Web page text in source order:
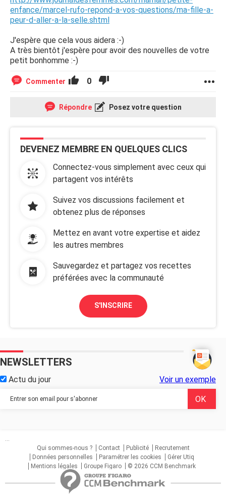
enfance/marcel-rufo-repond-a-vos-questions/ma-fille-a-
peur-d-aller-a-la-selle.shtml
J'espère que cela vous aidera :-)
A très bientôt j'espère pour avoir des nouvelles de votre
petit bonhomme :-)
Commenter 0
Répondre Posez votre question
DEVENEZ MEMBRE EN QUELQUES CLICS
Connectez-vous simplement avec ceux qui
partagent vos intérêts
Suivez vos discussions facilement et
obtenez plus de réponses
Mettez en avant votre expertise et aidez
les autres membres
Sauvegardez et partagez vos recettes
préférées avec la communauté
S'INSCRIRE
NEWSLETTERS
Actu du jour Voir un exemple
...
Qui sommes-nous ?
Contact Publicité
Recrutement
Données personnelles
Paramétrer les cookies
Gérer Utiq
Mentions légales
Groupe Figaro © 2026 CCM Benchmark